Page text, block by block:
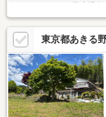
10分以内で生活便利
東京都あきる